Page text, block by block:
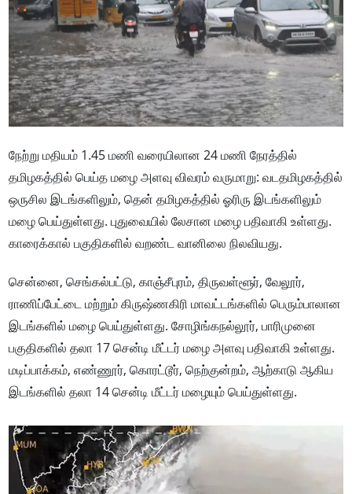
நேற்று மதியம் 1.45 மணி வரையிலான 24 மணி நேரத்தில்
தமிழகத்தில் பெய்த மழை அளவு விவரம் வருமாறு: வடதமிழகத்தில்
ஒருசில இடங்களிலும், தென் தமிழகத்தில் ஓரிரு இடங்களிலும்
மழை பெய்துள்ளது. புதுவையில் லேசான மழை பதிவாகி உள்ளது.
காரைக்கால் பகுதிகளில் வறண்ட வானிலை நிலவியது.
சென்னை, செங்கல்பட்டு, காஞ்சீபுரம், திருவள்ளூர், வேலூர்,
ராணிப்பேட்டை மற்றும் கிருஷ்ணகிரி மாவட்டங்களில் பெரும்பாலான
இடங்களில் மழை பெய்துள்ளது. சோழிங்கநல்லூர், பாரிமுனை
பகுதிகளில் தலா 17 சென்டி மீட்டர் மழை அளவு பதிவாகி உள்ளது.
மடிப்பாக்கம், எண்ணூர், கொரட்டூர், நெற்குன்றம், ஆற்காடு ஆகிய
இடங்களில் தலா 14 சென்டி மீட்டர் மழையும் பெய்துள்ளது.